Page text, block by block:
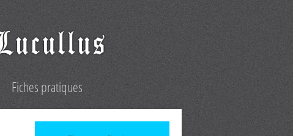
Fiches pratiques